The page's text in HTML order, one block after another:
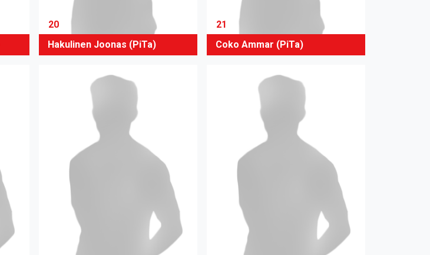
20
Hakulinen Joonas (PiTa)
21
Coko Ammar (PiTa)